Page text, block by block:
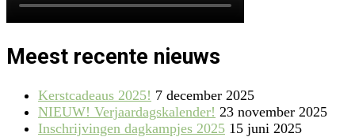
Meest recente nieuws
Kerstcadeaus 2025! 7 december 2025
NIEUW! Verjaardagskalender! 23 november 2025
Inschrijvingen dagkampjes 2025 15 juni 2025